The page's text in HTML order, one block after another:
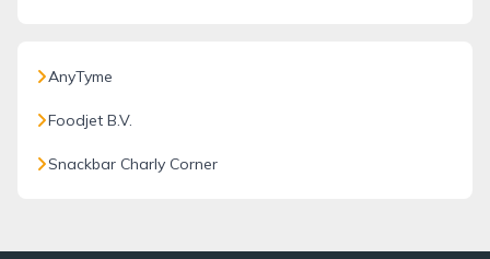
AnyTyme
Foodjet B.V.
Snackbar Charly Corner